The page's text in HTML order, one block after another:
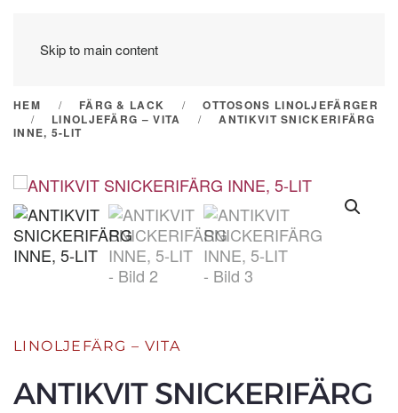
Skip to main content
HEM FÄRG & LACK
OTTOSONS LINOLJEFÄRGER
LINOLJEFÄRG – VITA
ANTIKVIT SNICKERIFÄRG
INNE, 5-LIT
LINOLJEFÄRG – VITA
ANTIKVIT SNICKERIFÄRG